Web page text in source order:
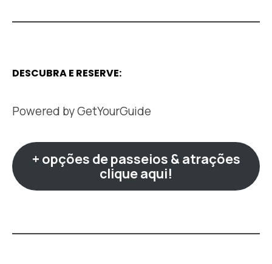
DESCUBRA E RESERVE:
Powered byGetYourGuide
+ opções de passeios & atrações
clique aqui!